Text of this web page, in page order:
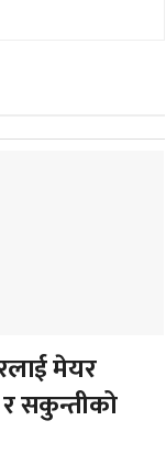
मेयर
सकुन्तीको